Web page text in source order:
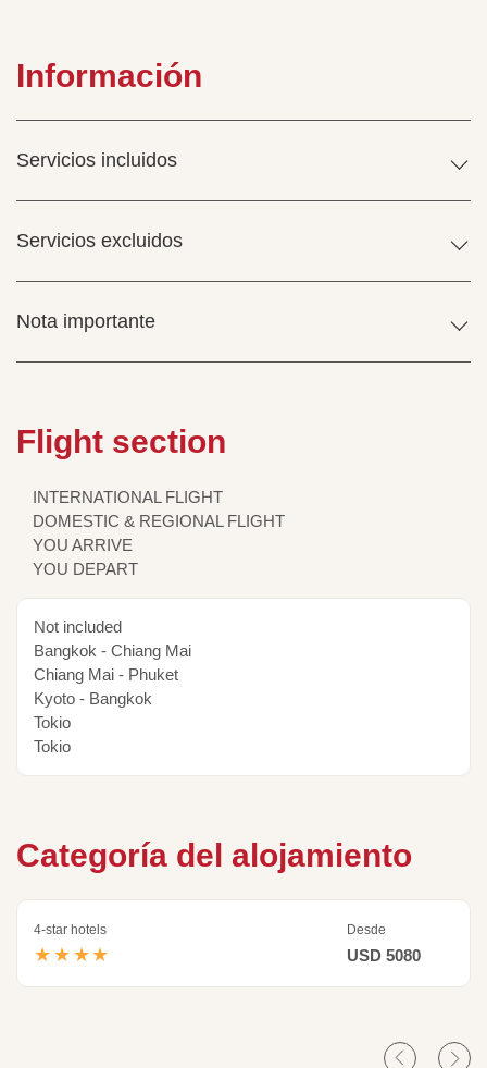
Información
Servicios incluidos
Servicios excluidos
Nota importante
Flight section
INTERNATIONAL FLIGHT
DOMESTIC & REGIONAL FLIGHT
YOU ARRIVE
YOU DEPART
Not included
Bangkok - Chiang Mai
Chiang Mai - Phuket
Kyoto - Bangkok
Tokio
Tokio
Categoría del alojamiento
4-star hotels
★★★★
Desde
USD 5080